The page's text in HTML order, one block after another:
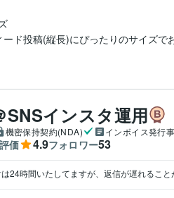
ド投稿(縦長)にぴったりのサイズで
SNSインスタ運用
機密保持契約(NDA) インボイス発行
評価 4.9フォロワー53
24時間いたしてますが、返信が遅れること